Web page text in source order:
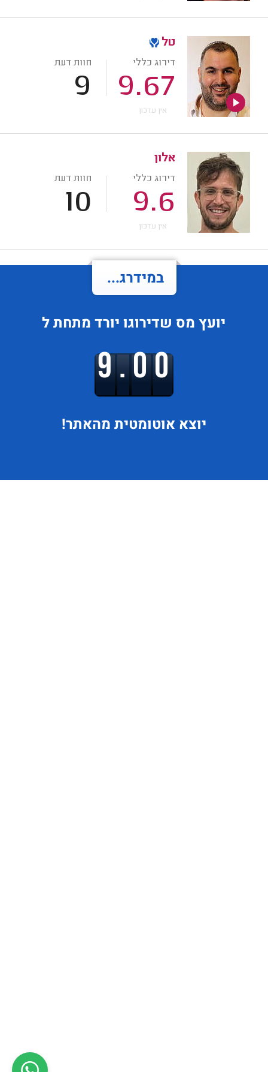
טל
דירוג כללי
9.67
חוות דעת
9
אין עדכון
אלון
דירוג כללי
9.6
חוות דעת
10
אין עדכון
במידרג...
יועץ מס שדירוגו יורד מתחת ל
9.00
יוצא אוטומטית מהאתר!